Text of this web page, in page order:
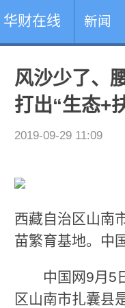
华财在线 新闻
风沙少了、
打出“生态+
2019-09-29 11:09
西藏自治区山南
苗繁育基地。中
中国网9月5日
区山南市扎囊县